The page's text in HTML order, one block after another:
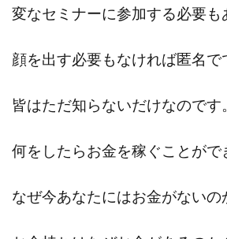
変なセミナーに参加する必要も
顔を出す必要もなければ匿名で
皆はただ知らないだけなのです。
何をしたらお金を稼ぐことがで
なぜ今あなたにはお金がないの